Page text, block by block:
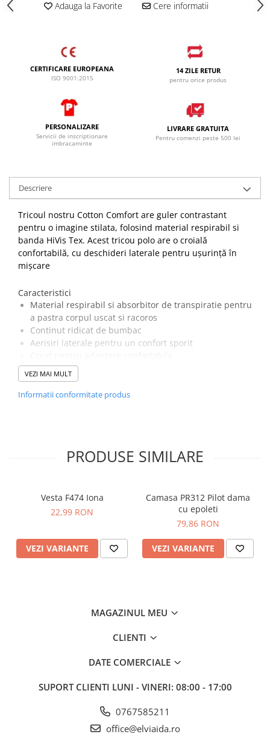
ACCESORII
RISCURI MINIME
PROTECTIE MECANICA
PROTECTIE CHIMICA
PROTECTIE SUDURA
PROTECTIE TERMICA (FRIG)
UNICA FOLOSINTA
PROTECTIE LA IMPACT
PROTECTIE AUDITIVA
PROTECTIE RESPIRATORIE
LUCRU LA INALTIME
AVERTIZARE SI PRIM AJUTOR
TRICOURI POLO
CAMASI
HORECA
PROSOAPE
CASTI DE PROTECTIE
PROTECTIA OCHILOR
Adauga la Favorite Cere informatii
CERTIFICARE EUROPEANA
ISO 9001:2015
14 ZILE RETUR
pentru orice produs
PERSONALIZARE
Servicii de inscriptionare
imbracaminte
LIVRARE GRATUITA
Pentru comenzi peste 500 lei
Descriere
Tricoul nostru Cotton Comfort are guler contrastant
pentru o imagine stilata, folosind material respirabil si
banda HiVis Tex. Acest tricou polo are o croială
confortabilă, cu deschideri laterale pentru ușurință în
mișcare
Caracteristici
Material respirabil si absorbitor de transpiratie pentru
a pastra corpul uscat si racoros
Continut ridicat de bumbac
Aerisiri laterale pentru un confort sporit
Banda reflectorizanta pentru cresterea vizibilitatii
UPF 40 pentru a bloca 98% din razele UV
Certificare EN ISO 20471 dupa 50xspalari
Țesătură Invelis Exterior :55% Bumbac, 45% Poliester,
Standarde
EN ISO 20471 Clasa 2
RIS 3279 TOM Numărul 2 (numai portocaliu)
VEZI MAI MULT
Informatii conformitate produs
PRODUSE SIMILARE
Vesta F474 Iona
22,99 RON
VEZI VARIANTE
Camasa PR312 Pilot dama
cu epoleti
79,86 RON
VEZI VARIANTE
MAGAZINUL MEU
CLIENTI
DATE COMERCIALE
SUPORT CLIENTI LUNI - VINERI: 08:00 - 17:00
0767585211
office@elviaida.ro